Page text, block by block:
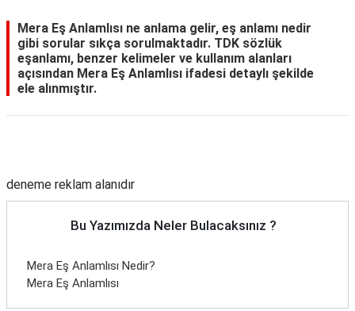
Mera Eş Anlamlısı ne anlama gelir, eş anlamı nedir
gibi sorular sıkça sorulmaktadır. TDK sözlük
eşanlamı, benzer kelimeler ve kullanım alanları
açısından Mera Eş Anlamlısı ifadesi detaylı şekilde
ele alınmıştır.
deneme reklam alanıdır
Bu Yazımızda Neler Bulacaksınız ?
Mera Eş Anlamlısı Nedir?
Mera Eş Anlamlısı